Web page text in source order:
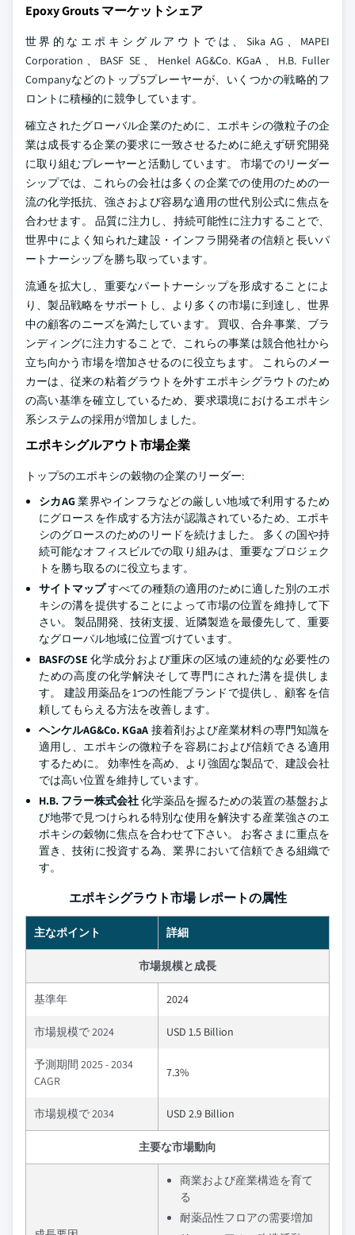
Epoxy Grouts マーケットシェア
世界的なエポキシグルアウトでは、Sika AG、MAPEI
Corporation、BASF SE、Henkel AG&Co. KGaA、H.B. Fuller
Companyなどのトップ5プレーヤーが、いくつかの戦略的フ
ロントに積極的に競争しています。
確立されたグローバル企業のために、エポキシの微粒子の企
業は成長する企業の要求に一致させるために絶えず研究開発
に取り組むプレーヤーと活動しています。 市場でのリーダー
シップでは、これらの会社は多くの企業での使用のための一
流の化学抵抗、強さおよび容易な適用の世代別公式に焦点を
合わせます。 品質に注力し、持続可能性に注力することで、
世界中によく知られた建設・インフラ開発者の信頼と長いパ
ートナーシップを勝ち取っています。
流通を拡大し、重要なパートナーシップを形成することによ
り、製品戦略をサポートし、より多くの市場に到達し、世界
中の顧客のニーズを満たしています。 買収、合弁事業、ブラ
ンディングに注力することで、これらの事業は競合他社から
立ち向かう市場を増加させるのに役立ちます。 これらのメー
カーは、従来の粘着グラウトを外すエポキシグラウトのため
の高い基準を確立しているため、要求環境におけるエポキシ
系システムの採用が増加しました。
エポキシグルアウト市場企業
トップ5のエポキシの穀物の企業のリーダー:
シカAG業界やインフラなどの厳しい地域で利用するため
にグロースを作成する方法が認識されているため、エポキ
シのグロースのためのリードを続けました。 多くの国や持
続可能なオフィスビルでの取り組みは、重要なプロジェク
トを勝ち取るのに役立ちます。
サイトマップすべての種類の適用のために適した別のエポ
キシの溝を提供することによって市場の位置を維持して下
さい。 製品開発、技術支援、近隣製造を最優先して、重要
なグローバル地域に位置づけています。
BASFのSE化学成分および重床の区域の連続的な必要性の
ための高度の化学解決そして専門にされた溝を提供しま
す。 建設用薬品を1つの性能ブランドで提供し、顧客を信
頼してもらえる方法を改善します。
ヘンケルAG&Co. KGaA 接着剤および産業材料の専門知識を
適用し、エポキシの微粒子を容易におよび信頼できる適用
するために。 効率性を高め、より強固な製品で、建設会社
では高い位置を維持しています。
H.B. フラー株式会社化学薬品を握るための装置の基盤およ
び地帯で見つけられる特別な使用を解決する産業強さのエ
ポキシの穀物に焦点を合わせて下さい。 お客さまに重点を
置き、技術に投資する為、業界において信頼できる組織で
す。
エポキシグラウト市場 レポートの属性
主なポイント 詳細
市場規模と成長
基準年 2024
市場規模で 2024 USD 1.5 Billion
予測期間 2025 - 2034
CAGR
7.3%
市場規模で 2034 USD 2.9 Billion
主要な市場動向
商業および産業構造を育て
る
耐薬品性フロアの需要増加